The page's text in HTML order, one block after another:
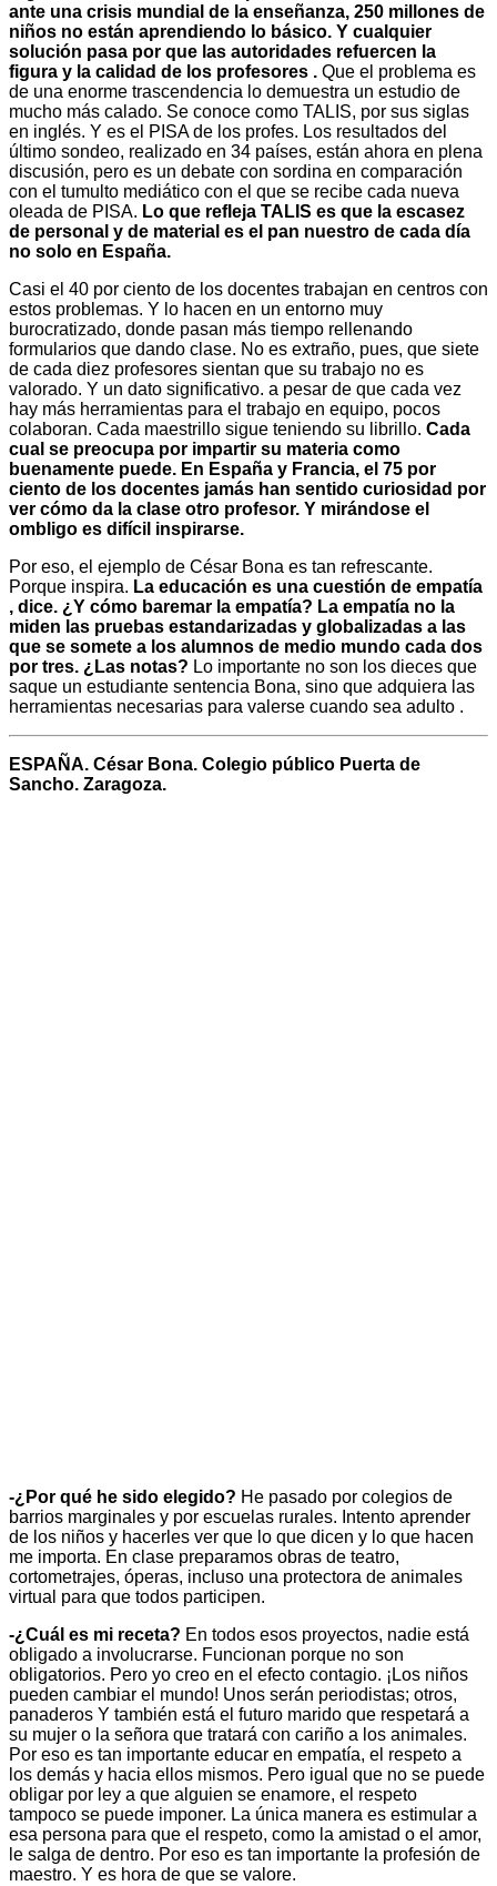
ante una crisis mundial de la enseñanza, 250 millones de
niños no están aprendiendo lo básico. Y cualquier
solución pasa por que las autoridades refuercen la
figura y la calidad de los profesores . Que el problema es
de una enorme trascendencia lo demuestra un estudio de
mucho más calado. Se conoce como TALIS, por sus siglas
en inglés. Y es el PISA de los profes. Los resultados del
último sondeo, realizado en 34 países, están ahora en plena
discusión, pero es un debate con sordina en comparación
con el tumulto mediático con el que se recibe cada nueva
oleada de PISA. Lo que refleja TALIS es que la escasez
de personal y de material es el pan nuestro de cada día
no solo en España.
Casi el 40 por ciento de los docentes trabajan en centros con
estos problemas. Y lo hacen en un entorno muy
burocratizado, donde pasan más tiempo rellenando
formularios que dando clase. No es extraño, pues, que siete
de cada diez profesores sientan que su trabajo no es
valorado. Y un dato significativo. a pesar de que cada vez
hay más herramientas para el trabajo en equipo, pocos
colaboran. Cada maestrillo sigue teniendo su librillo. Cada
cual se preocupa por impartir su materia como
buenamente puede. En España y Francia, el 75 por
ciento de los docentes jamás han sentido curiosidad por
ver cómo da la clase otro profesor. Y mirándose el
ombligo es difícil inspirarse.
Por eso, el ejemplo de César Bona es tan refrescante.
Porque inspira. La educación es una cuestión de empatía
, dice. ¿Y cómo baremar la empatía? La empatía no la
miden las pruebas estandarizadas y globalizadas a las
que se somete a los alumnos de medio mundo cada dos
por tres. ¿Las notas? Lo importante no son los dieces que
saque un estudiante sentencia Bona, sino que adquiera las
herramientas necesarias para valerse cuando sea adulto .
ESPAÑA. César Bona. Colegio público Puerta de
Sancho. Zaragoza.
-¿Por qué he sido elegido? He pasado por colegios de
barrios marginales y por escuelas rurales. Intento aprender
de los niños y hacerles ver que lo que dicen y lo que hacen
me importa. En clase preparamos obras de teatro,
cortometrajes, óperas, incluso una protectora de animales
virtual para que todos participen.
-¿Cuál es mi receta? En todos esos proyectos, nadie está
obligado a involucrarse. Funcionan porque no son
obligatorios. Pero yo creo en el efecto contagio. ¡Los niños
pueden cambiar el mundo! Unos serán periodistas; otros,
panaderos Y también está el futuro marido que respetará a
su mujer o la señora que tratará con cariño a los animales.
Por eso es tan importante educar en empatía, el respeto a
los demás y hacia ellos mismos. Pero igual que no se puede
obligar por ley a que alguien se enamore, el respeto
tampoco se puede imponer. La única manera es estimular a
esa persona para que el respeto, como la amistad o el amor,
le salga de dentro. Por eso es tan importante la profesión de
maestro. Y es hora de que se valore.